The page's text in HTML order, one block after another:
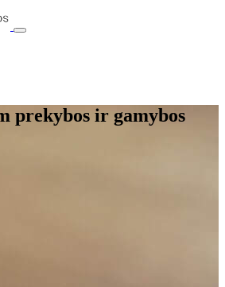
prekybos ir gamybos